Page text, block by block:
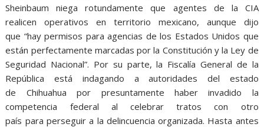
Sheinbaum niega rotundamente que agentes de la CIA
realicen operativos en territorio mexicano, aunque dijo
que “hay permisos para agencias de los Estados Unidos que
están perfectamente marcadas por la Constitución y la Ley de
Seguridad Nacional”. Por su parte, la Fiscalía General de la
República está indagando a autoridades del estado
de Chihuahua por presuntamente haber invadido la
competencia federal al celebrar tratos con otro
país para perseguir a la delincuencia organizada. Hasta antes